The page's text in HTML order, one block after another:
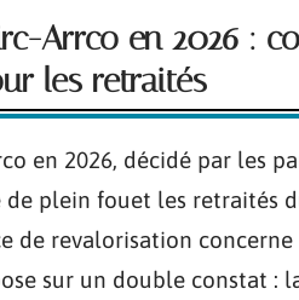
Arrco en 2026 :
les retraités
en 2026, décidé par les
plein fouet les retraités
de revalorisation
sur un double constat :